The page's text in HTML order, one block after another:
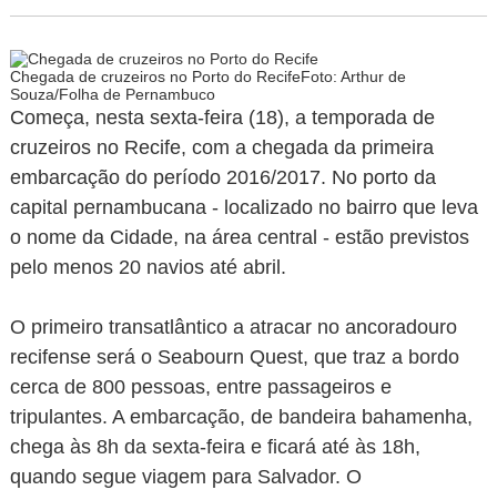
Chegada de cruzeiros no Porto do RecifeFoto: Arthur de
Souza/Folha de Pernambuco
Começa, nesta sexta-feira (18), a temporada de
cruzeiros no Recife, com a chegada da primeira
embarcação do período 2016/2017. No porto da
capital pernambucana - localizado no bairro que leva
o nome da Cidade, na área central - estão previstos
pelo menos 20 navios até abril.
O primeiro transatlântico a atracar no ancoradouro
recifense será o Seabourn Quest, que traz a bordo
cerca de 800 pessoas, entre passageiros e
tripulantes. A embarcação, de bandeira bahamenha,
chega às 8h da sexta-feira e ficará até às 18h,
quando segue viagem para Salvador. O